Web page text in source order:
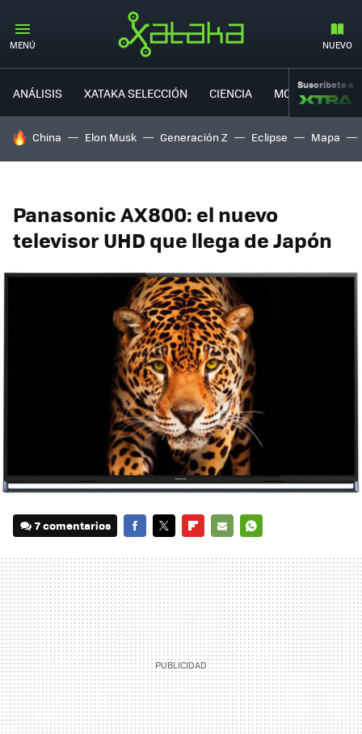
MENÚ NUEVO
ANÁLISIS XATAKA SELECCIÓN CIENCIA MOVILIDAD
Suscríbete a
HOY SE HABLA DE
China Elon Musk Generación Z Eclipse Mapa
Panasonic AX800: el nuevo
televisor UHD que llega de Japón
7 comentarios
MAIL